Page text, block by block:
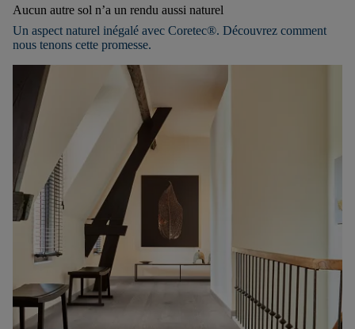
Aucun autre sol n’a un rendu aussi naturel
Un aspect naturel inégalé avec Coretec®. Découvrez comment
nous tenons cette promesse.